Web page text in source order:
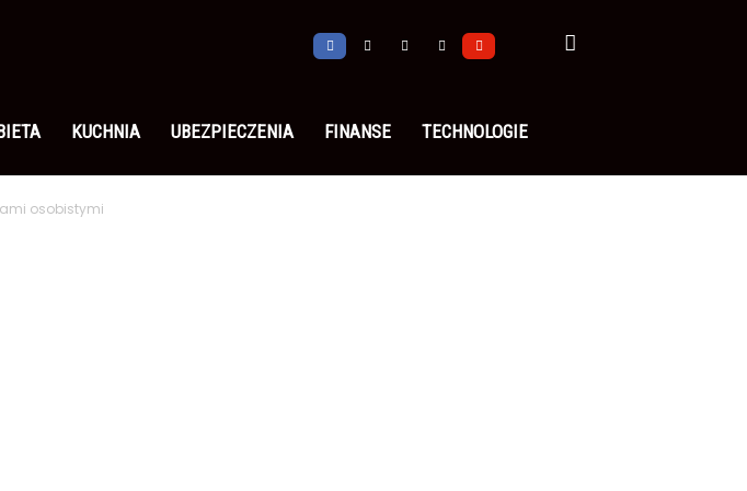
KUCHNIA UBEZPIECZENIA FINANSE TECHNOLOGIE
osobistymi